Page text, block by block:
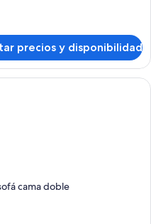
precios y disponibilidad
de hotel moderna con
cama doble